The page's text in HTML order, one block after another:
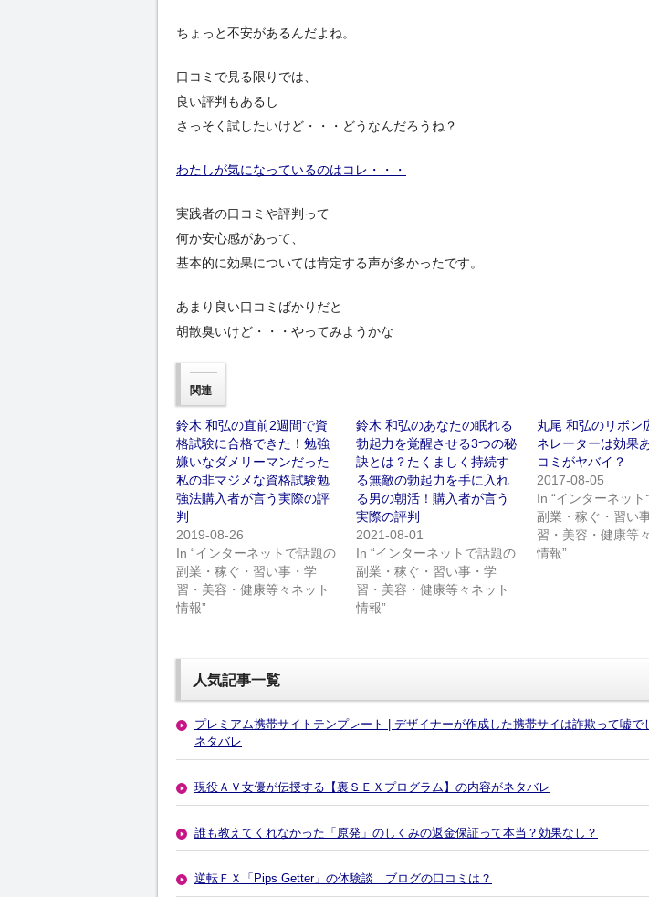
ちょっと不安があるんだよね。
口コミで見る限りでは、
良い評判もあるし
さっそく試したいけど・・・どうなんだろうね？
わたしが気になっているのはコレ・・・
実践者の口コミや評判って
何か安心感があって、
基本的に効果については肯定する声が多かったです。
あまり良い口コミばかりだと
胡散臭いけど・・・やってみようかな
関連
鈴木 和弘の直前2週間で資
格試験に合格できた！勉強
嫌いなダメリーマンだった
私の非マジメな資格試験勉
強法購入者が言う実際の評
判
2019-08-26
In “インターネットで話題の
副業・稼ぐ・習い事・学
習・美容・健康等々ネット
情報”
鈴木 和弘のあなたの眠れる
勃起力を覚醒させる3つの秘
訣とは？たくましく持続す
る無敵の勃起力を手に入れ
る男の朝活！購入者が言う
実際の評判
2021-08-01
In “インターネットで話題の
副業・稼ぐ・習い事・学
習・美容・健康等々ネット
情報”
丸尾 和弘のリボン
ネレーターは効果
コミがヤバイ？
2017-08-05
In “インターネッ
副業・稼ぐ・習い
習・美容・健康等
情報”
人気記事一覧
プレミアム携帯サイトテンプレート | デザイナーが作成した携帯サイは詐欺って嘘で
ネタバレ
現役ＡＶ女優が伝授する【裏ＳＥＸプログラム】の内容がネタバレ
誰も教えてくれなかった「原発」のしくみの返金保証って本当？効果なし？
逆転ＦＸ「Pips Getter」の体験談 ブログの口コミは？